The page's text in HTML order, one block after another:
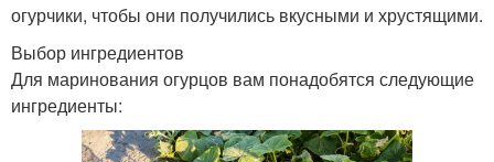
огурчики, чтобы они получились вкусными и хрустящими.
Выбор ингредиентов
Для маринования огурцов вам понадобятся следующие
ингредиенты: